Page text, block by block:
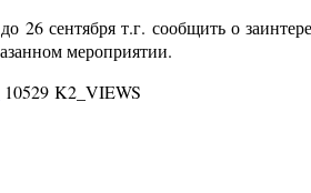
26 сентября т.г. сообщить о
мероприятии.
10529 K2_VIEWS